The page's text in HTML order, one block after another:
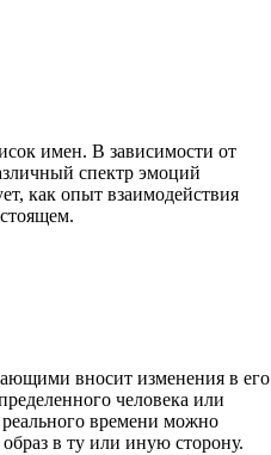
имен. В зависимости от
спектр эмоций
как опыт взаимодействия
вносит изменения в его
человека или
времени можно
в ту или иную сторону.